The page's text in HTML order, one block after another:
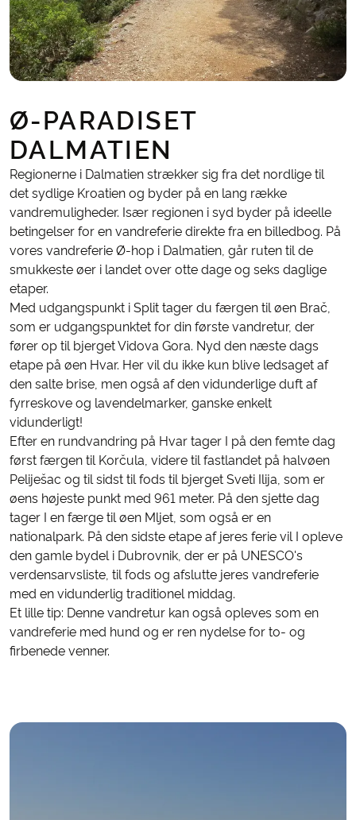
Ø-PARADISET
DALMATIEN
Regionerne i Dalmatien strækker sig fra det nordlige til
det sydlige Kroatien og byder på en lang række
vandremuligheder. Især regionen i syd byder på ideelle
betingelser for en vandreferie direkte fra en billedbog. På
vores vandreferie Ø-hop i Dalmatien, går ruten til de
smukkeste øer i landet over otte dage og seks daglige
etaper.
Med udgangspunkt i Split tager du færgen til øen Brač,
som er udgangspunktet for din første vandretur, der
fører op til bjerget Vidova Gora. Nyd den næste dags
etape på øen Hvar. Her vil du ikke kun blive ledsaget af
den salte brise, men også af den vidunderlige duft af
fyrreskove og lavendelmarker, ganske enkelt
vidunderligt!
Efter en rundvandring på Hvar tager I på den femte dag
først færgen til Korčula, videre til fastlandet på halvøen
Peliješac og til sidst til fods til bjerget Sveti Ilija, som er
øens højeste punkt med 961 meter. På den sjette dag
tager I en færge til øen Mljet, som også er en
nationalpark. På den sidste etape af jeres ferie vil I opleve
den gamle bydel i Dubrovnik, der er på UNESCO's
verdensarvsliste, til fods og afslutte jeres vandreferie
med en vidunderlig traditionel middag.
Et lille tip: Denne vandretur kan også opleves som en
vandreferie med hund og er ren nydelse for to- og
firbenede venner.